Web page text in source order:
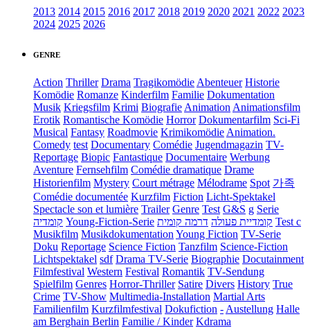
2013 2014 2015 2016 2017 2018 2019 2020 2021 2022 2023
2024 2025 2026
GENRE
Action Thriller Drama Tragikomödie Abenteuer Historie
Komödie Romanze Kinderfilm Familie Dokumentation
Musik Kriegsfilm Krimi Biografie Animation Animationsfilm
Erotik Romantische Komödie Horror Dokumentarfilm Sci-Fi
Musical Fantasy Roadmovie Krimikomödie Animation.
Comedy test Documentary Comédie Jugendmagazin TV-
Reportage Biopic Fantastique Documentaire Werbung
Aventure Fernsehfilm Comédie dramatique Drame
Historienfilm Mystery Court métrage Mélodrame Spot 가족
Comédie documentée Kurzfilm Fiction Licht-Spektakel
Spectacle son et lumière Trailer Genre Test G&S g Serie
קומדיה Young-Fiction-Serie קומדיית פעולה דרמה קומית
Test c
Musikfilm Musikdokumentation Young Fiction TV-Serie
Doku Reportage Science Fiction Tanzfilm Science-Fiction
Lichtspektakel sdf Drama TV-Serie Biographie Docutainment
Filmfestival Western Festival Romantik TV-Sendung
Spielfilm Genres Horror-Thriller Satire Divers History True
Crime TV-Show Multimedia-Installation Martial Arts
Familienfilm Kurzfilmfestival Dokufiction - Austellung Halle
am Berghain Berlin Familie / Kinder Kdrama